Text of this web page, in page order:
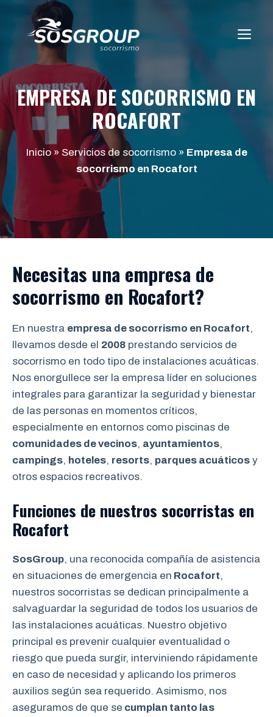
contenido
EMPRESA DE SOCORRISMO EN
ROCAFORT
Inicio» Servicios de socorrismo» Empresa de
socorrismo en Rocafort
Necesitas una empresa de
socorrismo en Rocafort?
En nuestra empresa de socorrismo en Rocafort,
llevamos desde el 2008 prestando servicios de
socorrismo en todo tipo de instalaciones acuáticas.
Nos enorgullece ser la empresa líder en soluciones
integrales para garantizar la seguridad y bienestar
de las personas en momentos críticos,
especialmente en entornos como piscinas de
comunidades de vecinos, ayuntamientos,
campings, hoteles, resorts, parques acuáticos y
otros espacios recreativos.
Funciones de nuestros socorristas en
Rocafort
SosGroup, una reconocida compañía de asistencia
en situaciones de emergencia en Rocafort,
nuestros socorristas se dedican principalmente a
salvaguardar la seguridad de todos los usuarios de
las instalaciones acuáticas. Nuestro objetivo
principal es prevenir cualquier eventualidad o
riesgo que pueda surgir, interviniendo rápidamente
en caso de necesidad y aplicando los primeros
auxilios según sea requerido. Asimismo, nos
aseguramos de que se cumplan tanto las